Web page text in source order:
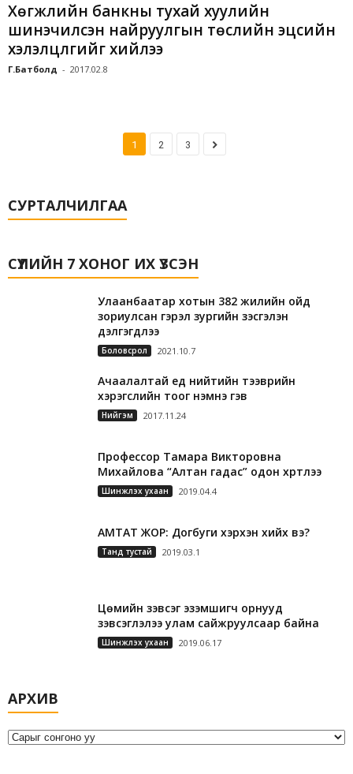
Хөгжлийн банкны тухай хуулийн
шинэчилсэн найруулгын төслийн эцсийн
хэлэлцүүлгийг хийлээ
Г.Батболд - 2017.02.8
1 2 3
СУРТАЛЧИЛГАА
СҮҮЛИЙН 7 ХОНОГ ИХ ҮЗСЭН
Улаанбаатар хотын 382 жилийн ойд
зориулсан гэрэл зургийн үзэсгэлэн
дэлгэгдлээ
Боловсрол 2021.10.7
Ачаалалтай үед нийтийн тээврийн
хэрэгслийн тоог нэмнэ гэв
Нийгэм 2017.11.24
Профессор Тамара Викторовна
Михайлова “Алтан гадас” одон хүртлээ
Шинжлэх ухаан 2019.04.4
АМТАТ ЖОР: Догбуги хэрхэн хийх вэ?
Танд тустай 2019.03.1
Цөмийн зэвсэг эзэмшигч орнууд
зэвсэглэлээ улам сайжруулсаар байна
Шинжлэх ухаан 2019.06.17
АРХИВ
и